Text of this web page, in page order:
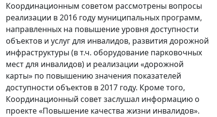
Координационным советом рассмотрены вопросы
реализации в 2016 году муниципальных программ,
направленных на повышение уровня доступности
объектов и услуг для инвалидов, развития дорожной
инфраструктуры (в т.ч. оборудование парковочных
мест для инвалидов) и реализации «дорожной
карты» по повышению значения показателей
доступности объектов в 2017 году. Кроме того,
Координационный совет заслушал информацию о
проекте «Повышение качества жизни инвалидов».